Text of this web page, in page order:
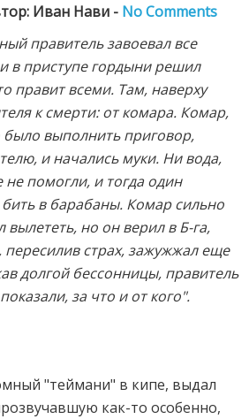
Иван Нави - No Comments
правитель завоевал все
в приступе гордыни решил
правит всеми. Там, наверху
к смерти: от комара. Комар,
выполнить приговор,
и начались муки. Ни вода,
помогли, и тогда один
в барабаны. Комар сильно
вылететь, но он верил в Б-га,
пересилив страх, зажужжал еще
долгой бессонницы, правитель
за что и от кого".
"теймани" в кипе, выдал
как-то особенно,